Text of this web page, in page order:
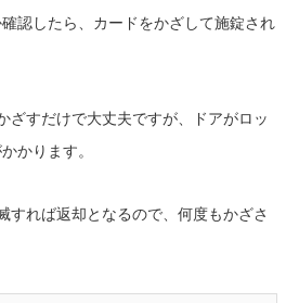
認したら、カードをかざして施錠され
ざすだけで大丈夫ですが、ドアがロッ
かります。
すれば返却となるので、何度もかざさ